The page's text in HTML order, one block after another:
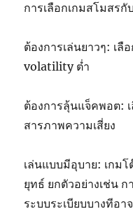
การเลือกเกมสโมสรกั
ต้องการเล่นยาวๆ: เลื
volatility ต่ำ
ต้องการลุ้นแจ็คพอต:
สารภาพความเสี่ยง
เล่นแบบมีอุบาย: เกมโ
ยุทธ์ ยกตัวอย่างเช่น
ระบบระเบียบบางทีอา